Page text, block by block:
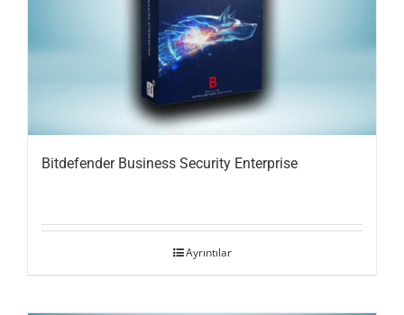
Bitdefender Business Security Enterprise
Ayrıntılar